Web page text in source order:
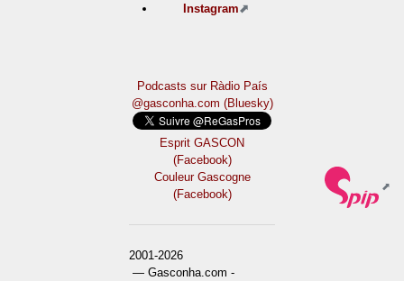
Instagram
Podcasts sur Ràdio País
@gasconha.com (Bluesky)
Esprit GASCON
(Facebook)
Couleur Gascogne
(Facebook)
2001-2026
— Gasconha.com -